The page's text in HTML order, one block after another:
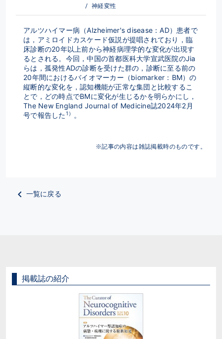
/ 神経変性
アルツハイマー病（Alzheimer's disease：AD）患者で
は，アミロイドカスケード仮説が提唱されており，臨
床診断の20年以上前から神経病理学的な変化が出現す
るとされる。今回，中国の首都医科大学宣武医院のJia
らは，孤発性ADの診断を受けた群の，診断に至る前の
20年間におけるバイオマーカー（biomarker：BM）の
縦断的な変化を，認知機能が正常な集団と比較するこ
とで，どの時点でBMに変化が生じるかを明らかにし，
The New England Journal of Medicine誌2024年2月
号で報告した1） 。
※記事の内容は雑誌掲載時のものです。
一覧に戻る
掲載誌の紹介